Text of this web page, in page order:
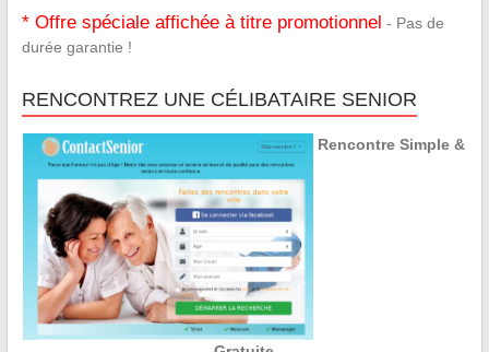
* Offre spéciale affichée à titre promotionnel - Pas de
durée garantie !
RENCONTREZ UNE CÉLIBATAIRE SENIOR
Rencontre Simple &